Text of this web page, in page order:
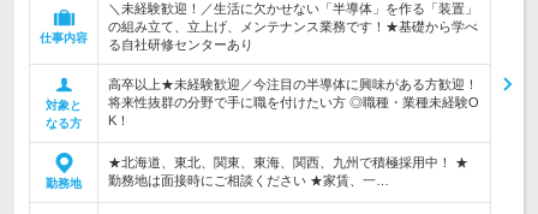
仕事内容
＼未経験歓迎！／生活に欠かせない「半導体」を作る「装置」
の組み立て、立上げ、メンテナンス業務です！★基礎から学べ
る自社研修センターあり
対象と
なる方
高卒以上★未経験歓迎／今注目の半導体に興味がある方歓迎！
将来性抜群の分野で手に職を付けたい方 ◎職種・業種未経験O
K！
勤務地
★北海道、東北、関東、東海、関西、九州で積極採用中！ ★
勤務地は面接時にご相談ください ★家賃、一…